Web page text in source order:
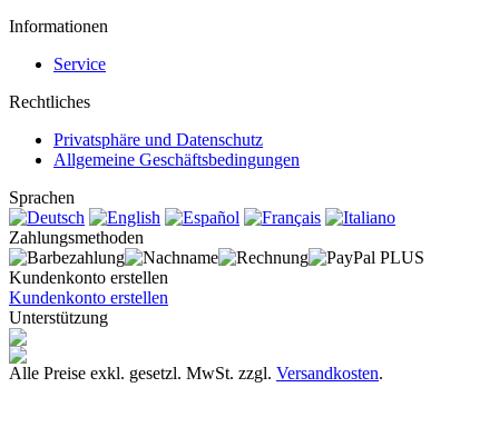
Informationen
Service
Rechtliches
Privatsphäre und Datenschutz
Allgemeine Geschäftsbedingungen
Sprachen
Zahlungsmethoden
Kundenkonto erstellen
Kundenkonto erstellen
Unterstützung
Alle Preise exkl. gesetzl. MwSt. zzgl. Versandkosten.